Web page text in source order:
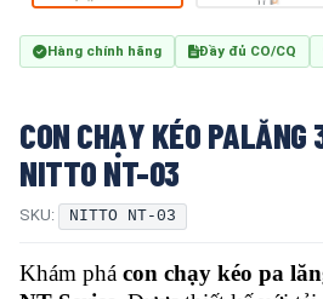
Hàng chính hãng Đầy đủ CO/CQ
CON CHẠY KÉO PALĂNG
NITTO NT-03
SKU: NITTO NT-03
Khám phá con chạy kéo pa